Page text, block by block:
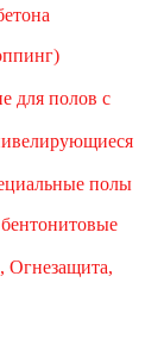
для полов с
полы
Огнезащита,